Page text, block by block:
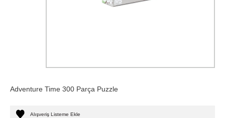
Adventure Time 300 Parça Puzzle
Alışveriş Listeme Ekle